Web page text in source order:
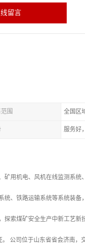
留言
围 全国区
服务好
用机电、风机在线监测系
、铁路运输系统等系统装
索煤矿安全生产中新工艺
公司位于山东省省会济南